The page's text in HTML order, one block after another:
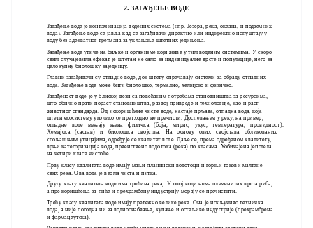
2. ЗАГАЂЕЊЕ ВОДЕ
Загађење воде је контаминација водених система (нпр. Језера, река, океана, и подземних
вода). Загађење воде се јавља кад се загађивачи директно или индиректно испуштају у
воду без адекватног третмана за уклањање штетних једињења.
Загађење воде утиче на биљке и организме који живе у тим воденим системима. У скоро
свим случајевима ефекат је штетан не само за индивидуалне врсте и популације, него за
целокупну биолошку заједницу.
Главни загађивачи су отпадне воде, док штету спречавају системи за обраду отпадних
вода. Загађење воде може бити биолошко, термално, хемијско и физичко.
Загађеност воде је у блиској вези са повећаним потребама становништва за ресурсима,
што обично прати пораст становништва, развој привреде и технологије, као и раст
животног стандарда. Од искоришћене чисте воде, настаје прљава, отпадна вода, која
штети екосистему уколико се претходно не пречисти. Доспевањем у реку, на пример,
отпадне воде мењају њена физичка (боја, мирис, укус, температура, провидност).
Хемијска (састав) и биолошка својства. На основу ових својстава обликованих
спољашњим утицајима, одређује се квалитет воде. Даље се, према одређеном квалитету,
врњи категоризација вода, првенствено водотока (река) по класама. Уобичајена јеподела
на четири класе чистоће.
Прву класу квалитета воде имају мањи планински водотоци и горњи токови малтене
свих река. Ова вода је веома чиста и питка.
Другу класу квалитета воде има трећина река,. У овој води нема племенитих врста риба,
а пре коришћења за пиће и прехрамбену индустрију морају се пречистити.
Трећу класу квалитета воде имају претежно велике реке. Она је искључиво техничка
вода, а није погодна ни за водноснабвање, купање и остељиве индустрије (прехрамбрена
и фармацеутска).